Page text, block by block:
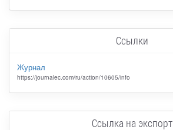
Ссылки
Журнал
https://journalec.com/ru/action/10605/info
Ссылка на экспорт